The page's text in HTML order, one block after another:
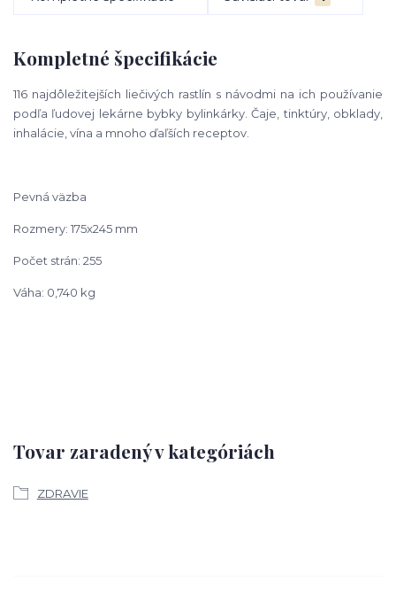
Kompletné špecifikácie
116 najdôležitejších liečivých rastlín s návodmi na ich používanie
podľa ľudovej lekárne bybky bylinkárky. Čaje, tinktúry, obklady,
inhalácie, vína a mnoho ďaľších receptov.
Pevná väzba
Rozmery: 175x245 mm
Počet strán: 255
Váha: 0,740 kg
Tovar zaradený v kategóriách
ZDRAVIE